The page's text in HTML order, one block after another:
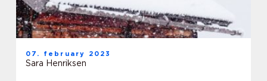
07. february 2023
Sara Henriksen